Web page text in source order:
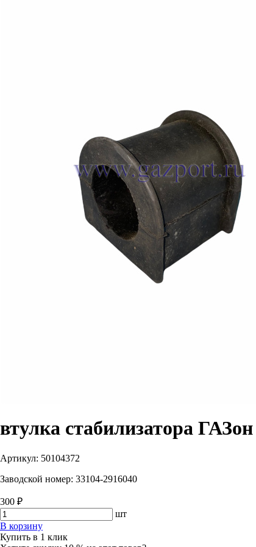
втулка стабилизатора
Артикул: 50104372
Заводской номер: 33104-2916040
300 ₽
шт
В корзину
Купить в 1 клик